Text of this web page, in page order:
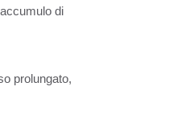
di
prolungato,